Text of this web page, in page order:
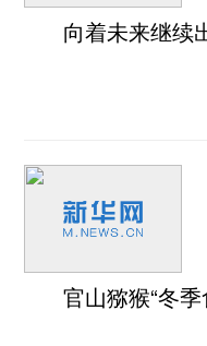
向着未来继续
官山猕猴“冬季